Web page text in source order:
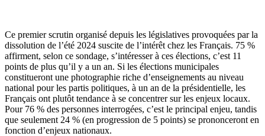
Ce premier scrutin organisé depuis les législatives provoquées par la
dissolution de l’été 2024 suscite de l’intérêt chez les Français. 75 %
affirment, selon ce sondage, s’intéresser à ces élections, c’est 11
points de plus qu’il y a un an. Si les élections municipales
constitueront une photographie riche d’enseignements au niveau
national pour les partis politiques, à un an de la présidentielle, les
Français ont plutôt tendance à se concentrer sur les enjeux locaux.
Pour 76 % des personnes interrogées, c’est le principal enjeu, tandis
que seulement 24 % (en progression de 5 points) se prononceront en
fonction d’enjeux nationaux.